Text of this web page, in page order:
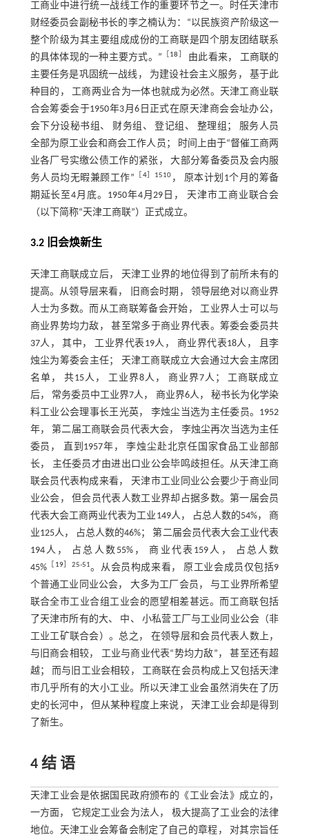
工商业中进行统一战线工作的重要环节之一。时任天津市
财经委员会副秘书长的李之楠认为：“以民族资产阶级这一
整个阶级为其主要组成成份的工商联是四个朋友团结联系
的具体体现的一种主要方式。”
18
由此看来， 工商联的
主要任务是巩固统一战线， 为建设社会主义服务， 基于此
种目的， 工商两业合为一体也就成为必然。天津工商业联
合会筹委会于1950年3月6日正式在原天津商会会址办公，
会下分设秘书组、 财务组、 登记组、 整理组； 服务人员
全部为原工业会和商会工作人员； 时间上由于“督催工商两
业各厂号实缴公债工作的紧张， 大部分筹备委员及会内服
务人员均无暇兼顾工作”
4］1510 ， 原本计划1个月的筹备
期延长至4月底。1950年4月29日， 天津市工商业联合会
（以下简称“天津工商联”）正式成立。
3.2 旧会焕新生
天津工商联成立后， 天津工业界的地位得到了前所未有的
提高。从领导层来看， 旧商会时期， 领导层绝对以商业界
人士为多数。而从工商联筹备会开始， 工业界人士可以与
商业界势均力敌， 甚至常多于商业界代表。筹委会委员共
37人， 其中， 工业界代表19人， 商业界代表18人， 且李
烛尘为筹委会主任； 天津工商联成立大会通过大会主席团
名单， 共15人， 工业界8人， 商业界7人； 工商联成立
后， 常务委员中工业界7人， 商业界6人， 秘书长为化学染
料工业公会理事长王光英， 李烛尘当选为主任委员。1952
年， 第二届工商联会员代表大会， 李烛尘再次当选为主任
委员， 直到1957年， 李烛尘赴北京任国家食品工业部部
长， 主任委员才由进出口业公会毕鸣歧担任。从天津工商
联会员代表构成来看， 天津市工业同业公会要少于商业同
业公会， 但会员代表人数工业界却占据多数。第一届会员
代表大会工商两业代表为工业149人， 占总人数的54%， 商
业125人， 占总人数的46%； 第二届会员代表大会工业代表
194人， 占总人数55%， 商业代表159人， 占总人数
45%
19］25-51。从会员构成来看， 原工业会成员仅包括9
个普通工业同业公会， 大多为工厂会员， 与工业界所希望
联合全市工业合组工业会的愿望相差甚远。而工商联包括
了天津市所有的大、 中、 小私营工厂与工业同业公会（非
工业工矿联合会）。总之， 在领导层和会员代表人数上，
与旧商会相较， 工业与商业代表“势均力敌”， 甚至还有超
越； 而与旧工业会相较， 工商联在会员构成上又包括天津
市几乎所有的大小工业。所以天津工业会虽然消失在了历
史的长河中， 但从某种程度上来说， 天津工业会却是得到
了新生。
4 结 语
天津工业会是依据国民政府颁布的《工业会法》成立的，
一方面， 它规定工业会为法人， 极大提高了工业会的法律
地位。天津工业会筹备会制定了自己的章程， 对其宗旨任